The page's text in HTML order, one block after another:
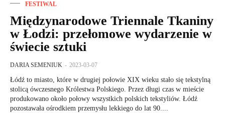
FESTIWAL
Międzynarodowe Triennale Tkaniny
w Łodzi: przełomowe wydarzenie w
świecie sztuki
DARIA SEMENIUK - 2023-03-07
Łódź to miasto, które w drugiej połowie XIX wieku stało się tekstylną
stolicą ówczesnego Królestwa Polskiego. Przez długi czas w mieście
produkowano około połowy wszystkich polskich tekstyliów. Łódź
pozostawała ośrodkiem przemysłu lekkiego do lat 90....